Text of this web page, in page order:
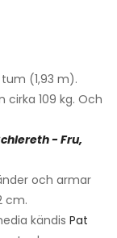
(1,93 m).
109 kg. Och
- Fru,
och armar
cm.
kändis Pat